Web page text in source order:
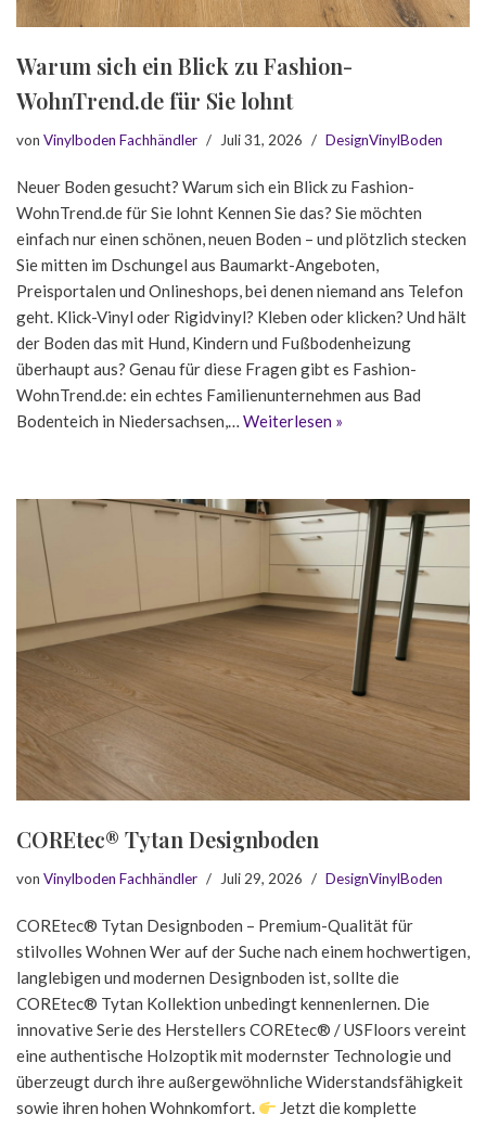
Warum sich ein Blick zu Fashion-
WohnTrend.de für Sie lohnt
von Vinylboden Fachhändler Juli 31, 2026 DesignVinylBoden
Neuer Boden gesucht? Warum sich ein Blick zu Fashion-
WohnTrend.de für Sie lohnt Kennen Sie das? Sie möchten
einfach nur einen schönen, neuen Boden – und plötzlich stecken
Sie mitten im Dschungel aus Baumarkt-Angeboten,
Preisportalen und Onlineshops, bei denen niemand ans Telefon
geht. Klick-Vinyl oder Rigidvinyl? Kleben oder klicken? Und hält
der Boden das mit Hund, Kindern und Fußbodenheizung
überhaupt aus? Genau für diese Fragen gibt es Fashion-
WohnTrend.de: ein echtes Familienunternehmen aus Bad
Bodenteich in Niedersachsen,… Weiterlesen »
COREtec® Tytan Designboden
von Vinylboden Fachhändler Juli 29, 2026 DesignVinylBoden
COREtec® Tytan Designboden – Premium-Qualität für
stilvolles Wohnen Wer auf der Suche nach einem hochwertigen,
langlebigen und modernen Designboden ist, sollte die
COREtec® Tytan Kollektion unbedingt kennenlernen. Die
innovative Serie des Herstellers COREtec® / USFloors vereint
eine authentische Holzoptik mit modernster Technologie und
überzeugt durch ihre außergewöhnliche Widerstandsfähigkeit
sowie ihren hohen Wohnkomfort.
Jetzt die komplette